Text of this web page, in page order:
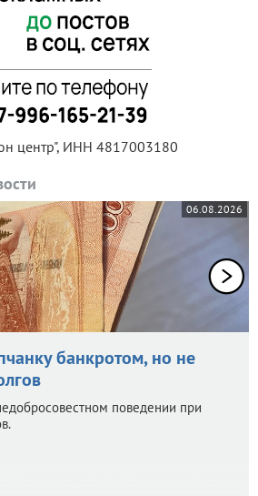
центр", ИНН 4817003180
06.08.2026
банкротом, но не
поведении при